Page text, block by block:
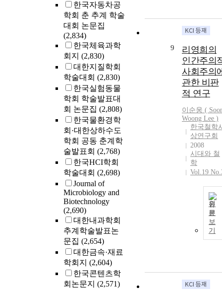
한국자동차공
학회 춘 추계 학술
대회 논문집
(2,834)
한국체육과학
회지 (2,830)
대한지질학회
학술대회 (2,830)
한국실험동물
학회 학술발표대
회 논문집 (2,808)
한국물환경학
회·대한상하수도
학회 공동 춘계학
술발표회 (2,768)
한국HCI학회
학술대회 (2,698)
Journal of
Microbiology and
Biotechnology
(2,690)
대한내과학회
추계학술발표논
문집 (2,654)
대한금속·재료
학회지 (2,604)
한국콘텐츠학
회논문지 (2,571)
9
리영희의
인간주의
사회주의
관한 비판
적 연구
이순웅 (
Woong Lee )
한국철학
상연구회
2008
시대와 철
학
Vol.19
원
문
보
기